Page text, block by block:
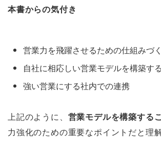
本書からの気付き
営業力を飛躍させるための仕組みづ
自社に相応しい営業モデルを構築す
強い営業にする社内での連携
上記のように、 営業モデルを構築する
力強化のための重要なポイントだと理